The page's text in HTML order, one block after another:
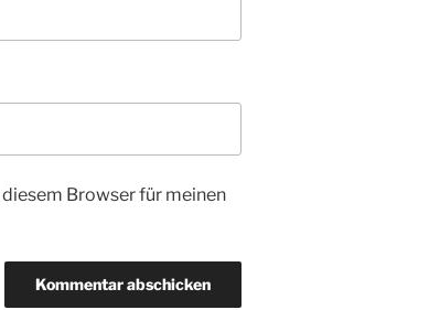
Browser für meinen